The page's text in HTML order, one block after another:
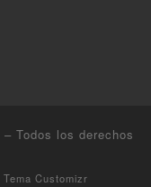
– Todos los derechos
Tema Customizr